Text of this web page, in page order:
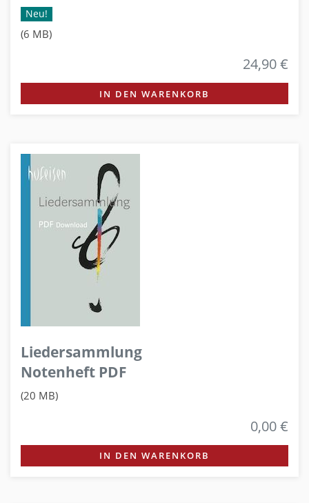
Neu!
(6 MB)
24,90 €
IN DEN WARENKORB
Liedersammlung
Notenheft PDF
(20 MB)
0,00 €
IN DEN WARENKORB